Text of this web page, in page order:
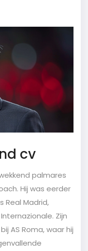
cv
palmares
Hij was eerder
Real Madrid,
Zijn
AS Roma, waar hij